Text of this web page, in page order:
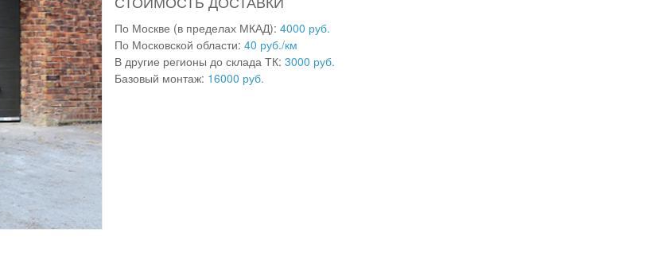
По Москве (в пределах МКАД): 4000 руб.
По Московской области: 40 руб./км
В другие регионы до склада ТК: 3000 руб.
Базовый монтаж: 16000 руб.